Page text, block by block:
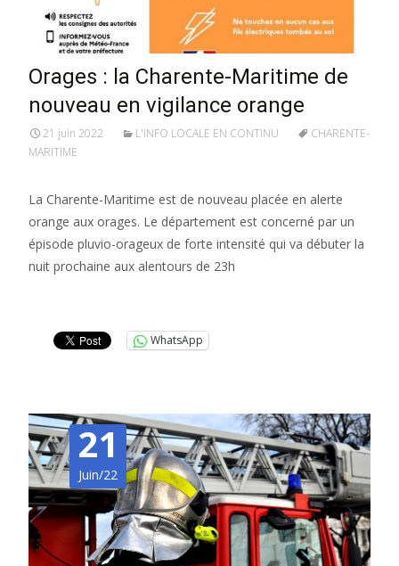
Orages : la Charente-Maritime de
nouveau en vigilance orange
21 juin 2022 L'INFO LOCALE EN CONTINU
CHARENTE-
MARITIME
La Charente-Maritime est de nouveau placée en alerte
orange aux orages. Le département est concerné par un
épisode pluvio-orageux de forte intensité qui va débuter la
nuit prochaine aux alentours de 23h
WhatsApp
21
Juin/22